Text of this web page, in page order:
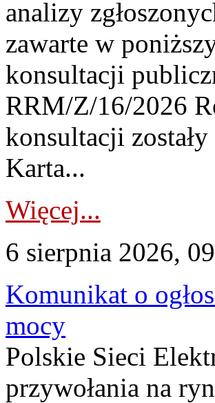
analizy
zawarte w
konsultacji
RRM/Z/16/2026
konsultacji
Karta...
Więcej...
6 sierpnia 2026,
Komunikat o
mocy
Polskie Sieci
przywołania na